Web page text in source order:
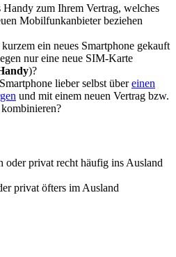
Handy zum Ihrem Vertrag, welches
Mobilfunkanbieter beziehen
ein neues Smartphone gekauft
nur eine neue SIM-Karte
)?
lieber selbst übereinen
und mit einem neuen Vertrag bzw.
oder privat recht häufig ins Ausland
privat öfters im Ausland